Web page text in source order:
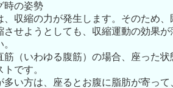
時の姿勢
、収縮の力が発生します。そのため
させようとしても、収縮運動の効果
筋（いわゆる腹筋）の場合、座った
です。
多い方は、座るとお腹に脂肪が寄っ